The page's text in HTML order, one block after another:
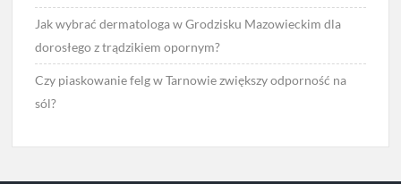
Jak wybrać dermatologa w Grodzisku Mazowieckim dla
dorosłego z trądzikiem opornym?
Czy piaskowanie felg w Tarnowie zwiększy odporność na
sól?